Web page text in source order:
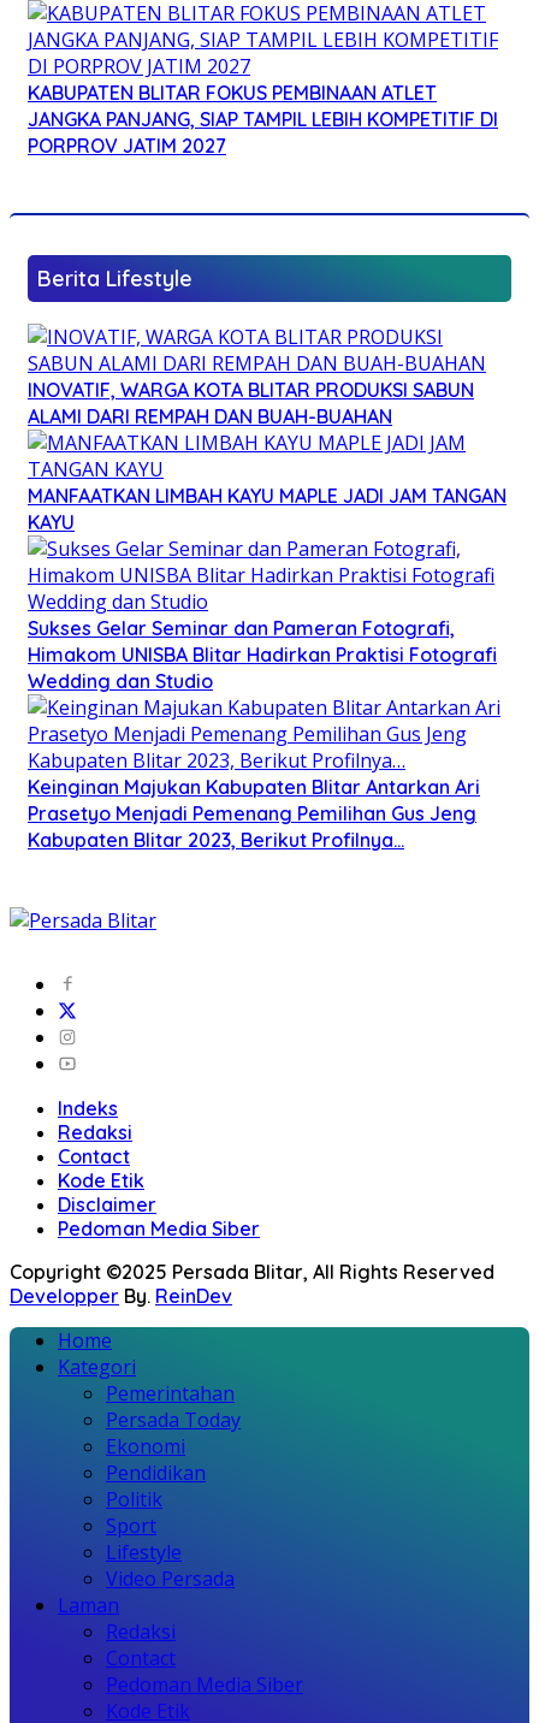
KABUPATEN BLITAR FOKUS PEMBINAAN ATLET
JANGKA PANJANG, SIAP TAMPIL LEBIH KOMPETITIF DI
PORPROV JATIM 2027
Berita Lifestyle
INOVATIF, WARGA KOTA BLITAR PRODUKSI SABUN
ALAMI DARI REMPAH DAN BUAH-BUAHAN
MANFAATKAN LIMBAH KAYU MAPLE JADI JAM TANGAN
KAYU
Sukses Gelar Seminar dan Pameran Fotografi,
Himakom UNISBA Blitar Hadirkan Praktisi Fotografi
Wedding dan Studio
Keinginan Majukan Kabupaten Blitar Antarkan Ari
Prasetyo Menjadi Pemenang Pemilihan Gus Jeng
Kabupaten Blitar 2023, Berikut Profilnya…
Indeks
Redaksi
Contact
Kode Etik
Disclaimer
Pedoman Media Siber
Copyright ©2025 Persada Blitar, All Rights Reserved
Developper By. ReinDev
Home
Kategori
Pemerintahan
Persada Today
Ekonomi
Pendidikan
Politik
Sport
Lifestyle
Video Persada
Laman
Redaksi
Contact
Pedoman Media Siber
Kode Etik